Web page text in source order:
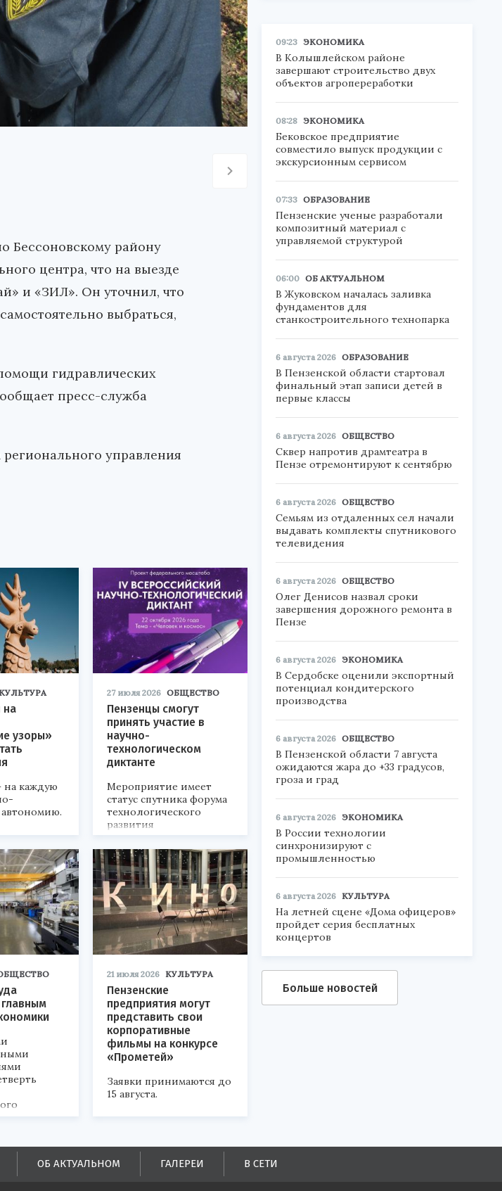
Бессоновскому району
центра, что на выезде
и «ЗИЛ». Он уточнил, что
выбраться,
гидравлических
пресс-служба
управления
КУЛЬТУРА
на
узоры»
на каждую
27 июля 2026 ОБЩЕСТВО
Пензенцы смогут
принять участие в
научно-
технологическом
диктанте
Мероприятие имеет
статус спутника форума
технологического
развития
«Технопром-2026».
главным
в
уровней.
21 июля 2026 КУЛЬТУРА
Пензенские
предприятия могут
представить свои
корпоративные
фильмы на конкурсе
«Прометей»
Заявки принимаются до
15 августа.
09:23 ЭКОНОМИКА
В Колышлейском районе
завершают строительство двух
объектов агропереработки
08:28 ЭКОНОМИКА
Бековское предприятие
совместило выпуск продукции с
экскурсионным сервисом
07:33 ОБРАЗОВАНИЕ
Пензенские ученые разработали
композитный материал с
управляемой структурой
06:00 ОБ АКТУАЛЬНОМ
В Жуковском началась заливка
фундаментов для
станкостроительного технопарка
6 августа 2026 ОБРАЗОВАНИЕ
В Пензенской области стартовал
финальный этап записи детей в
первые классы
6 августа 2026 ОБЩЕСТВО
Сквер напротив драмтеатра в
Пензе отремонтируют к сентябрю
6 августа 2026 ОБЩЕСТВО
Семьям из отдаленных сел начали
выдавать комплекты спутникового
телевидения
6 августа 2026 ОБЩЕСТВО
Олег Денисов назвал сроки
завершения дорожного ремонта в
Пензе
6 августа 2026 ЭКОНОМИКА
В Сердобске оценили экспортный
потенциал кондитерского
производства
6 августа 2026 ОБЩЕСТВО
В Пензенской области 7 августа
ожидаются жара до +33 градусов,
гроза и град
6 августа 2026 ЭКОНОМИКА
В России технологии
синхронизируют с
промышленностью
6 августа 2026 КУЛЬТУРА
На летней сцене «Дома офицеров»
пройдет серия бесплатных
концертов
Больше новостей
ОБ АКТУАЛЬНОМ ГАЛЕРЕИ В СЕТИ